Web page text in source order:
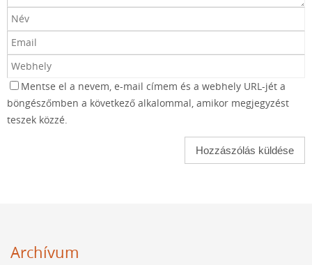
Mentse el a nevem, e-mail címem és a webhely URL-jét a
böngészőmben a következő alkalommal, amikor megjegyzést
teszek közzé.
Archívum